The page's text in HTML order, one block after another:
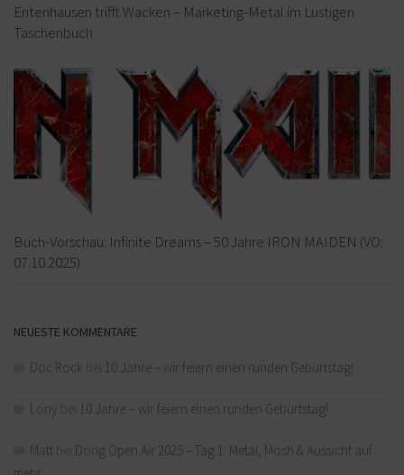
Entenhausen trifft Wacken – Marketing-Metal im Lustigen
Taschenbuch
Buch-Vorschau: Infinite Dreams – 50 Jahre IRON MAIDEN (VÖ:
07.10.2025)
NEUESTE KOMMENTARE
Doc Rock 10 Jahre – wir feiern einen runden Geburtstag!
Lony 10 Jahre – wir feiern einen runden Geburtstag!
Matt
Dong Open Air 2025 – Tag 1: Metal, Mosh & Aussicht auf